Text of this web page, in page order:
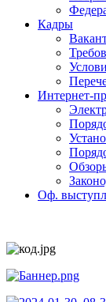
Кадры
Интернет-
Оф.